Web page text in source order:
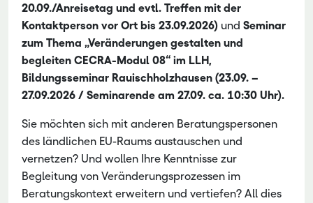
20.09./Anreisetag und evtl. Treffen mit der
Kontaktperson vor Ort bis 23.09.2026) undSeminar
zum Thema „Veränderungen gestalten und
begleiten CECRA-Modul 08“ im LLH,
Bildungsseminar Rauischholzhausen (23.09. –
27.09.2026 / Seminarende am 27.09. ca. 10:30 Uhr).
Sie möchten sich mit anderen Beratungspersonen
des ländlichen EU-Raums austauschen und
vernetzen? Und wollen Ihre Kenntnisse zur
Begleitung von Veränderungsprozessen im
Beratungskontext erweitern und vertiefen? All dies